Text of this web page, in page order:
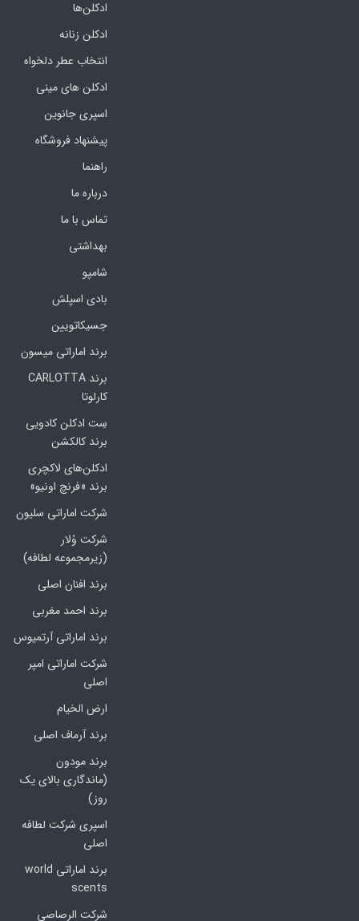
ادکلن‌ها
ادکلن زنانه
انتخاب عطر دلخواه
ادکلن های مینی
اسپری جانوین
پیشنهاد فروشگاه
راهنما
درباره ما
تماس با ما
بهداشتی
شامپو
بادی اسپلش
جسیکاتویین
برند اماراتی میسون
برند CARLOTTA
کارلوتا
سِت ادکلن کادویی
برند کالکشن
ادکلن‌های لاکچری
برند «فرنچ اونیو»
شرکت اماراتی سلیون
شرکت وُلار
(زیرمجموعه لطافه)
برند افنان اصلی
برند احمد مغربی
برند اماراتی آرتمیوس
شرکت اماراتی امپر
اصلی
ارض الخیام
برند آرماف اصلی
برند مودون
(ماندگاری بالای یک
روز)
اسپری شرکت لطافه
اصلی
برند اماراتی world
scents
شرکت الرصاصی